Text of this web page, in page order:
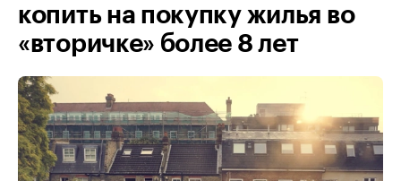
копить на покупку жилья во
«вторичке» более 8 лет